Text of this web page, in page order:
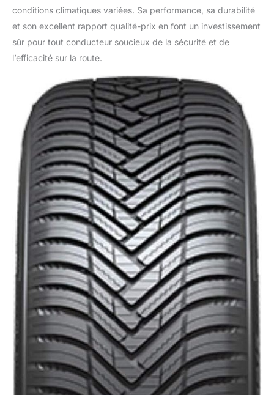
conditions climatiques variées. Sa performance, sa durabilité
et son excellent rapport qualité-prix en font un investissement
sûr pour tout conducteur soucieux de la sécurité et de
l’efficacité sur la route.